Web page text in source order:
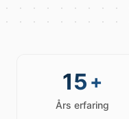
15 +
Års erfaring